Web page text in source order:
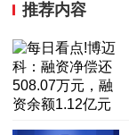
推荐内容